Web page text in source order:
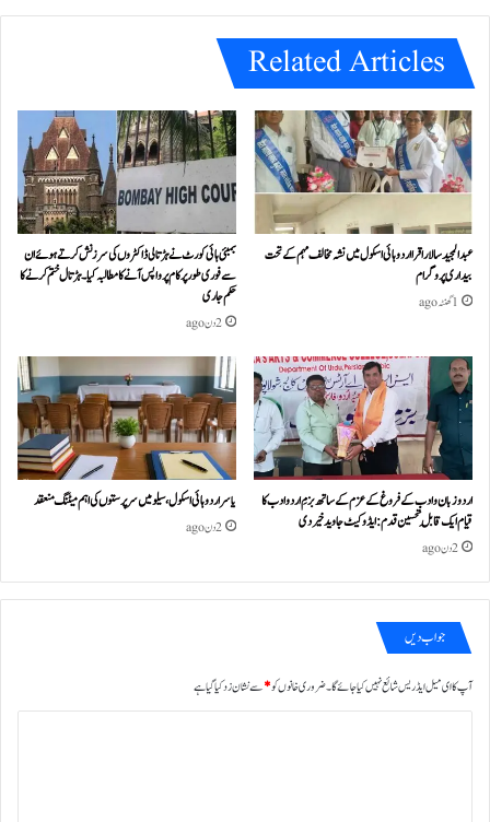
e
Related Articles
عبدالمجید سالار اقرا اردو ہائی اسکول میں نشہ مخالف مہم کے تحت
بیداری پروگرام
1 گھنٹہ ago
بمبئی ہائی کورٹ نے ہڑتالی ڈاکٹروں کی سرزنش کرتے ہوئے ان
سے فوری طور پر کام پر واپس آنے کا مطالبہ کیا۔ہڑتال ختم کرنے کا
حکم جاری
2 دن ago
اردو زبان و ادب کے فروغ کے عزم کے ساتھ بزمِ اردو ادب کا
قیام ایک قابلِ تحسین قدم : ایڈوکیٹ جاوید خیردی
2 دن ago
یاسر اردو ہائی اسکول، سیلو میں سرپرستوں کی اہم میٹنگ منعقد
2 دن ago
جواب دیں
آپ کا ای میل ایڈریس شائع نہیں کیا جائے گا۔ضروری خانوں کو*سے نشان زد کیا گیا ہے